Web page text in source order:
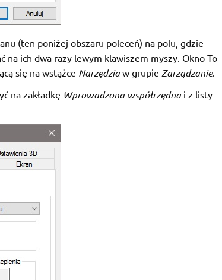
(ten poniżej obszaru poleceń) na polu, gdzie
na ich dwa razy lewym klawiszem myszy. Okno To
się na wstążce Narzędziaw grupie Zarządzanie.
na zakładkę Wprowadzona współrzędnai z listy